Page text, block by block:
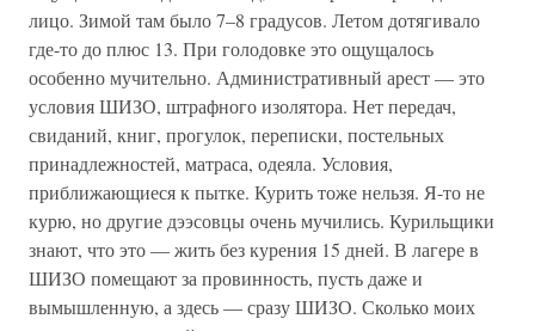
лицо. Зимой там было 7–8 градусов. Летом дотягивало
где-то до плюс 13. При голодовке это ощущалось
особенно мучительно. Административный арест — это
условия ШИЗО, штрафного изолятора. Нет передач,
свиданий, книг, прогулок, переписки, постельных
принадлежностей, матраса, одеяла. Условия,
приближающиеся к пытке. Курить тоже нельзя. Я-то не
курю, но другие дээсовцы очень мучились. Курильщики
знают, что это — жить без курения 15 дней. В лагере в
ШИЗО помещают за провинность, пусть даже и
вымышленную, а здесь — сразу ШИЗО. Сколько моих